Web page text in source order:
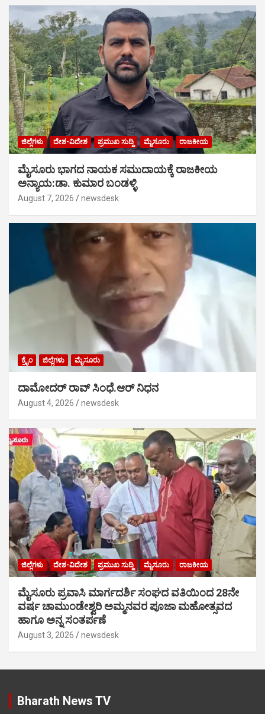
ಜಿಲ್ಲೆಗಳು ದೇಶ-ವಿದೇಶ ಪ್ರಮುಖ ಸುದ್ದಿ ಮೈಸೂರು ರಾಜಕೀಯ
ಮೈಸೂರು ಭಾಗದ ನಾಯಕ ಸಮುದಾಯಕ್ಕೆ ರಾಜಕೀಯ
ಅನ್ಯಾಯ:ಡಾ. ಕುಮಾರ ಬಂಡಳ್ಳಿ
August 7, 2026 newsdesk
ಕ್ರೈಂ ಜಿಲ್ಲೆಗಳು ಮೈಸೂರು
ದಾಮೋದರ್ ರಾವ್ ಸಿಂಧೆ.ಆರ್ ನಿಧನ
August 4, 2026 newsdesk
ಜಿಲ್ಲೆಗಳು ದೇಶ-ವಿದೇಶ ಪ್ರಮುಖ ಸುದ್ದಿ ಮೈಸೂರು ರಾಜಕೀಯ
ಮೈಸೂರು ಪ್ರವಾಸಿ ಮಾರ್ಗದರ್ಶಿ ಸಂಘದ ವತಿಯಿಂದ 28ನೇ
ವರ್ಷ ಚಾಮುಂಡೇಶ್ವರಿ ಅಮ್ಮನವರ ಪೂಜಾ ಮಹೋತ್ಸವದ
ಹಾಗೂ ಅನ್ನ ಸಂತರ್ಪಣೆ
August 3, 2026 newsdesk
Bharath News TV